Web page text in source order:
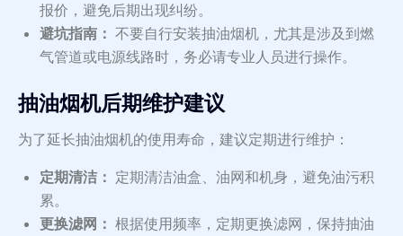
报价，避免后期出现纠纷。
避坑指南： 不要自行安装抽油烟机，尤其是涉及到燃
气管道或电源线路时，务必请专业人员进行操作。
抽油烟机后期维护建议
为了延长抽油烟机的使用寿命，建议定期进行维护：
定期清洁： 定期清洁油盒、油网和机身，避免油污积
累。
更换滤网： 根据使用频率，定期更换滤网，保持抽油